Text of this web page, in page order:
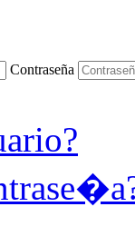
Contraseña